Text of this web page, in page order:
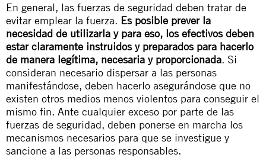
En general, las fuerzas de seguridad deben tratar de
evitar emplear la fuerza. Es posible prever la
necesidad de utilizarla y para eso, los efectivos deben
estar claramente instruidos y preparados para hacerlo
de manera legítima, necesaria y proporcionada. Si
consideran necesario dispersar a las personas
manifestándose, deben hacerlo asegurándose que no
existen otros medios menos violentos para conseguir el
mismo fin. Ante cualquier exceso por parte de las
fuerzas de seguridad, deben ponerse en marcha los
mecanismos necesarios para que se investigue y
sancione a las personas responsables.